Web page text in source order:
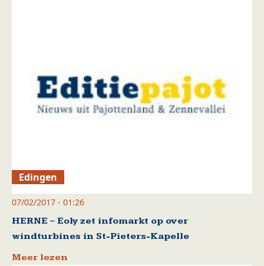
Edingen
07/02/2017 - 01:26
HERNE – Eoly zet infomarkt op over
windturbines in St-Pieters-Kapelle
Meer lezen